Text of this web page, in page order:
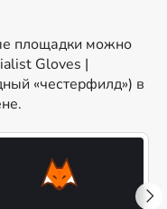
площадки можно
Gloves |
«честерфилд») в